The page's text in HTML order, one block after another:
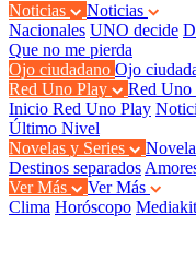
Noticias
Noticias
Nacionales UNO decide
Que no me pierda
Ojo ciudadano Ojo
Red Uno Play
Red Uno
Inicio Red Uno Play
Último Nivel
Novelas y Series
Destinos separados
Ver Más
Ver Más
Clima Horóscopo Mediakit